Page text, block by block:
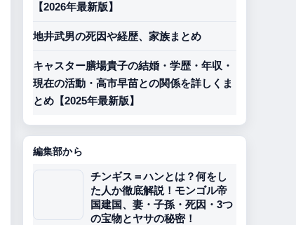
【2026年最新版】
地井武男の死因や経歴、家族まとめ
キャスター膳場貴子の結婚・学歴・年収・
現在の活動・高市早苗との関係を詳しくま
とめ【2025年最新版】
編集部から
チンギス＝ハンとは？何をし
た人か徹底解説！モンゴル帝
国建国、妻・子孫・死因・3つ
の宝物とヤサの秘密！